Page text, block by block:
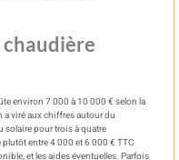
chaudière
environ 7 000 à 10 000 € selon la
viré aux chiffres autour du
solaire pour trois à quatre
entre 4 000 et 6 000 € TTC
et les aides éventuelles. Parfois